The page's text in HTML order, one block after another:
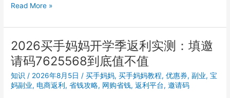
蜜
邀
码
999333
填
了
Read More »
2026买手妈妈开学季返利实测：填邀
请码7625568到底值不值
知识 / 2026年8月5日/买手妈妈,买手妈妈教程,优惠券,副业,宝
妈副业, 电商返利 ,省钱攻略, 网购省钱,返利平台,邀请码